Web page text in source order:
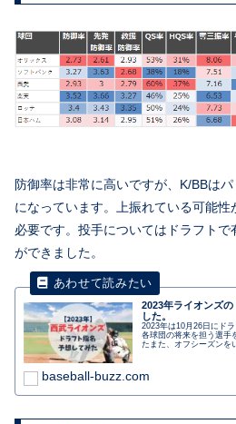
防御率は非常に高いですが、K/BBは
になっています。上振れている可能性
必要です。投手についてはドラフトで
ができました。
2023年ライオンズ
した。
2023年は10月26日にド
各球団の将来を担う選手
たまた、オフシーズンを
baseball-buzz.com